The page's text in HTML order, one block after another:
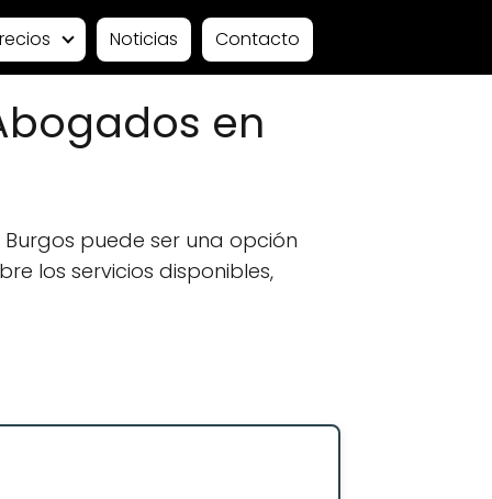
Noticias Contacto
en
puede ser una opción
los servicios disponibles,